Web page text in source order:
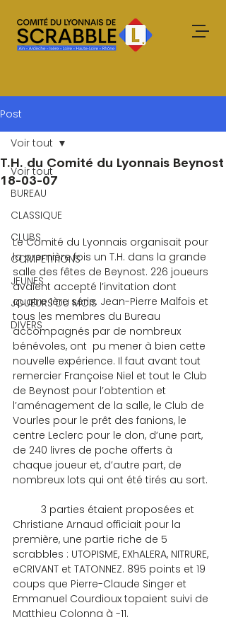
Post
Voir tout
BUREAU
CLASSIQUE
CLUBS
COMPETITIONS
JEUNES
JOUEURS DU MOIS
DIVERS
Voir tout
T.H. du Comité du Lyonnais Beynost
18-03-07
Le Comité du Lyonnais organisait pour
la première fois un T.H. dans la grande
salle des fêtes de Beynost. 226 joueurs
avaient accepté l’invitation dont
quatre 1ère série. Jean-Pierre Malfois et
tous les membres du Bureau
accompagnés par de nombreux
bénévoles, ont  pu mener à bien cette
nouvelle expérience. Il faut avant tout
remercier Françoise Niel et tout le Club
de Beynost pour l’obtention et
l’aménagement de la salle, le Club de
Vourles pour le prêt des fanions, le
centre Leclerc pour le don, d’une part,
de 240 livres de poche offerts à
chaque joueur et, d’autre part, de
nombreux lots qui ont été tirés au sort.
Christiane Arnaud officiait pour la
première, une partie riche de 5
scrabbles : UTOPISME, EXhALERA, NITRURE,
eCRIVANT et TATONNEZ. 895 points et 19
coups que Pierre-Claude Singer et
Emmanuel Courdioux topaient suivi de
Matthieu Colonna à -11.